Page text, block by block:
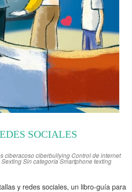
SOCIALES
ciberacosociberbullyingControl de internet
SextingSin categoría Smartphonetexting
y redes sociales, un libro-guía para